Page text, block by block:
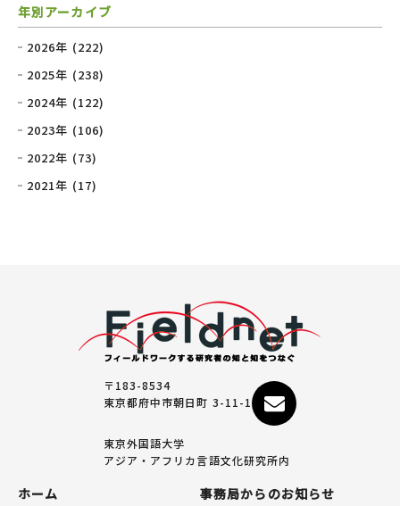
年別アーカイブ
2026年 (222)
2025年 (238)
2024年 (122)
2023年 (106)
2022年 (73)
2021年 (17)
〒183-8534
東京都府中市朝日町 3-11-1
東京外国語大学
アジア・アフリカ言語文化研究所内
ホーム 事務局からのお知らせ